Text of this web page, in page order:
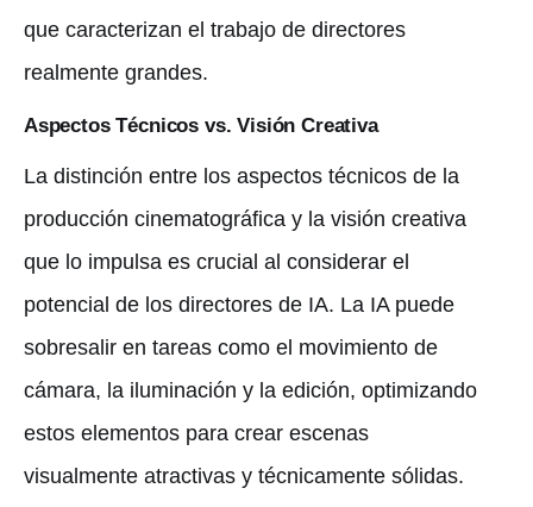
que caracterizan el trabajo de directores
realmente grandes.
Aspectos Técnicos vs. Visión Creativa
La distinción entre los aspectos técnicos de la
producción cinematográfica y la visión creativa
que lo impulsa es crucial al considerar el
potencial de los directores de IA. La IA puede
sobresalir en tareas como el movimiento de
cámara, la iluminación y la edición, optimizando
estos elementos para crear escenas
visualmente atractivas y técnicamente sólidas.